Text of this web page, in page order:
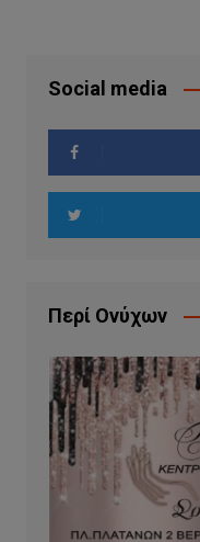
Social media
Περί Ονύχων